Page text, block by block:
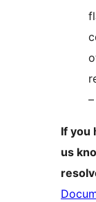
If you
us